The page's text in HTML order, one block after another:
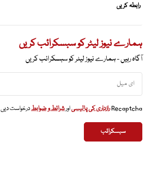
رابطہ کریں
ہمارے نیوز لیٹر کو سبسکرائب کریں
آگاہ رہیں - ہمارے نیوز لیٹر کو سبسکرائب کریں
Recaptchaرازداری کی پالیسیاورشرائط و ضوابطدرخواست دیں